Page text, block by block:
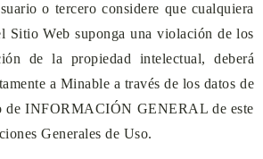
o tercero considere que cualquiera
Sitio Web suponga una violación de los
de la propiedad intelectual, deberá
a Minable a través de los datos de
de INFORMACIÓN GENERAL de este
Generales de Uso.